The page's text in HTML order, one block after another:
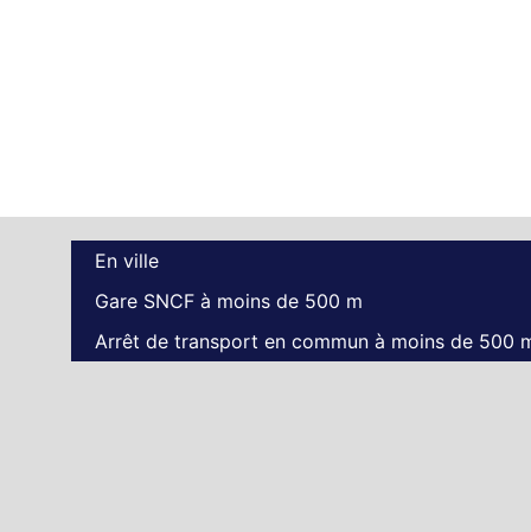
En ville
Gare SNCF à moins de 500 m
Arrêt de transport en commun à moins de 500